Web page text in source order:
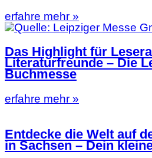
erfahre mehr »
Das Highlight für
Literaturfreunde – Die
Buchmesse
erfahre mehr »
Entdecke die Welt auf
in Sachsen – Dein